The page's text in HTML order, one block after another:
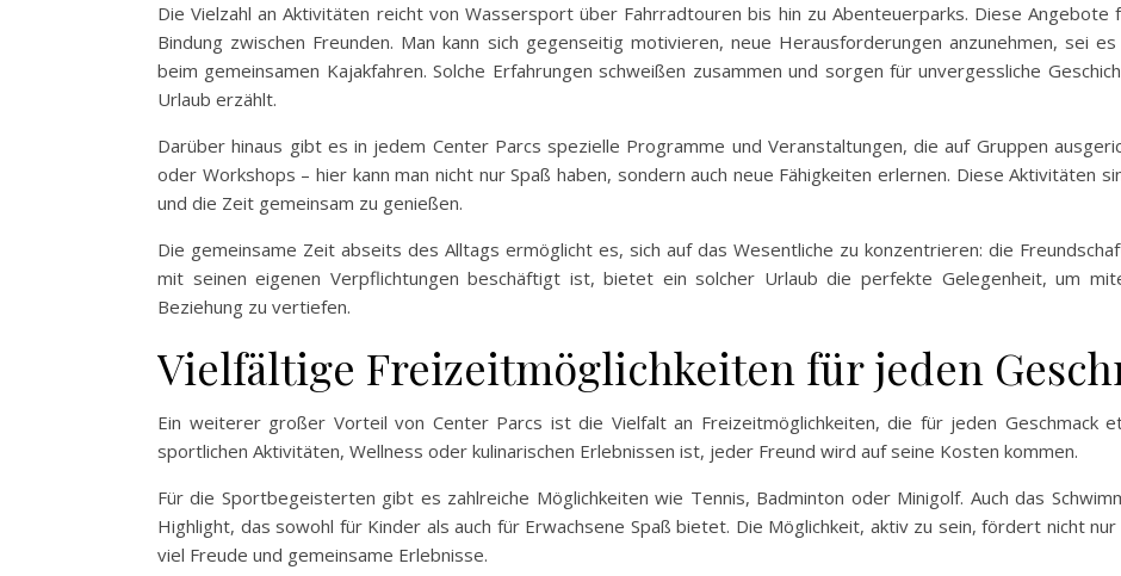
Die Vielzahl an Aktivitäten reicht von Wassersport über Fahrradtouren bis hin zu Abenteuerparks. Diese
Bindung zwischen Freunden. Man kann sich gegenseitig motivieren, neue Herausforderungen anzunehmen, sei
beim gemeinsamen Kajakfahren. Solche Erfahrungen schweißen zusammen und sorgen für unvergessliche
Urlaub erzählt.
Darüber hinaus gibt es in jedem Center Parcs spezielle Programme und Veranstaltungen, die auf Gruppen
oder Workshops – hier kann man nicht nur Spaß haben, sondern auch neue Fähigkeiten erlernen. Diese Aktivitäten
und die Zeit gemeinsam zu genießen.
Die gemeinsame Zeit abseits des Alltags ermöglicht es, sich auf das Wesentliche zu konzentrieren: die
mit seinen eigenen Verpflichtungen beschäftigt ist, bietet ein solcher Urlaub die perfekte Gelegenheit, um
Beziehung zu vertiefen.
Vielfältige Freizeitmöglichkeiten für jeden
Ein weiterer großer Vorteil von Center Parcs ist die Vielfalt an Freizeitmöglichkeiten, die für jeden Geschmack
sportlichen Aktivitäten, Wellness oder kulinarischen Erlebnissen ist, jeder Freund wird auf seine Kosten kommen.
Für die Sportbegeisterten gibt es zahlreiche Möglichkeiten wie Tennis, Badminton oder Minigolf. Auch das
Highlight, das sowohl für Kinder als auch für Erwachsene Spaß bietet. Die Möglichkeit, aktiv zu sein, fördert nicht
viel Freude und gemeinsame Erlebnisse.